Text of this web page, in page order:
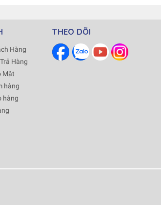
Hàng
Hàng
Mật
hàng
hàng
THEO DÕI